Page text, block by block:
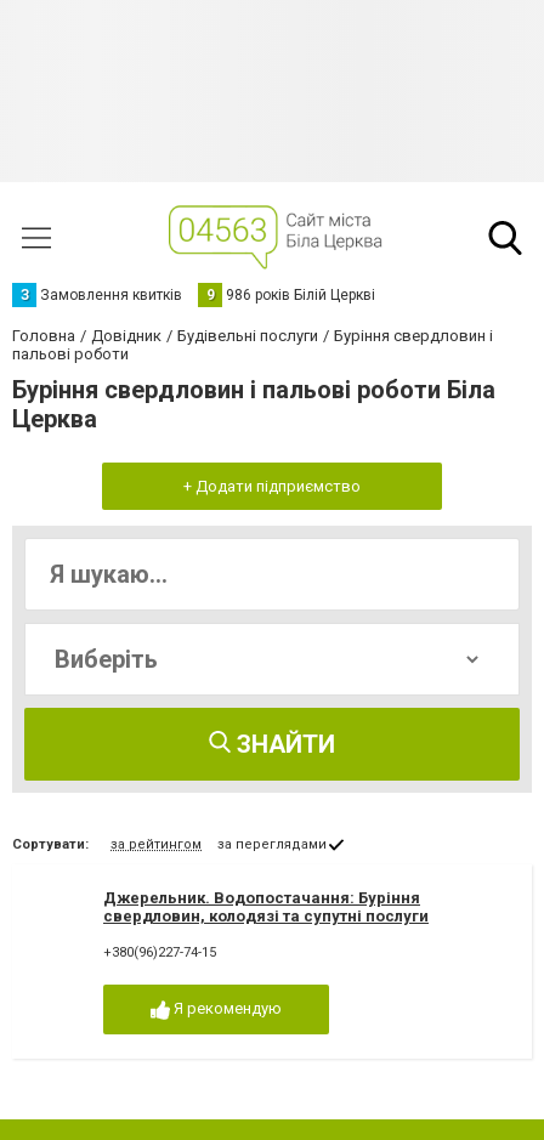
З Замовлення квитків 9 986 років Білій Церкві
Головна Довідник Будівельні послуги
Буріння свердловин і
пальові роботи
Буріння свердловин і пальові роботи Біла
Церква
+ Додати підприємство
ЗНАЙТИ
Сортувати: за рейтингом за переглядами
Джерельник. Водопостачання: Буріння
свердловин, колодязі та супутні послуги
+380(96)227-74-15
Я рекомендую